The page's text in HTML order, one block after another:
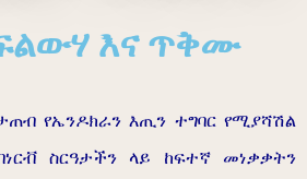
እና ጥቅሙ
የኤንዶክራን እጢን ተግባር የሚያሻሽል
ስርዓታችን ላይ ከፍተኛ መነቃቃትን